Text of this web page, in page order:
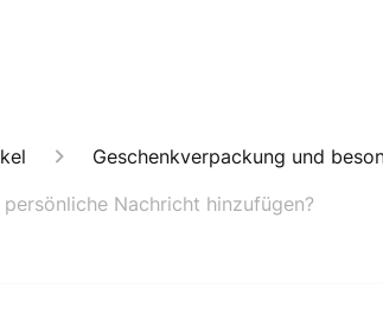
Geschenkverpackung und
persönliche Nachricht hinzufügen?